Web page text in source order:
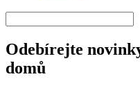
Odebírejte
domů